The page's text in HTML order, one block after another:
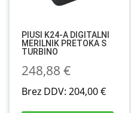
PIUSI K24-A DIGITALNI
MERILNIK PRETOKA S
TURBINO
248,88 €
Brez DDV: 204,00€